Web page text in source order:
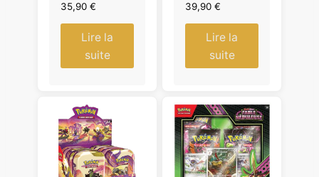
35,90 €
Lire la
suite
39,90 €
Lire la
suite